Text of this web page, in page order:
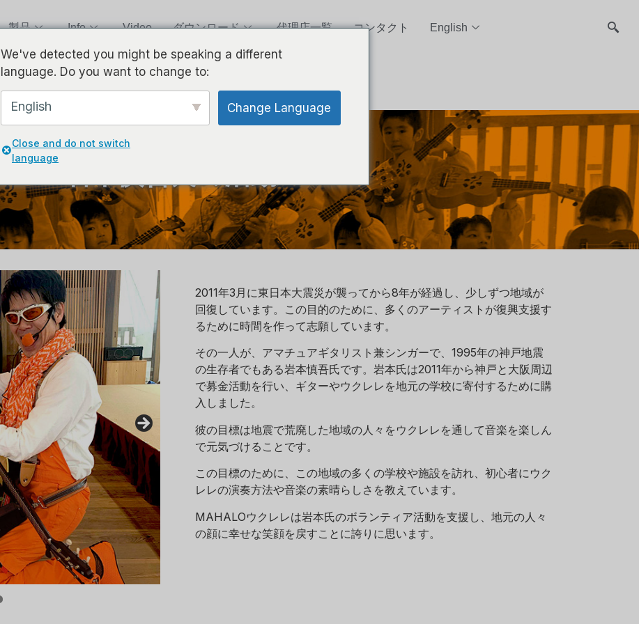
製品 Info Video ダウンロード 代理店一覧 コンタクト English
2011年3月に東日本大震災が襲ってから8年が経過し、少しずつ地域が
回復しています。この目的のために、多くのアーティストが復興支援す
るために時間を作って志願しています。
その一人が、アマチュアギタリスト兼シンガーで、1995年の神戸地震
の生存者でもある岩本慎吾氏です。岩本氏は2011年から神戸と大阪周辺
で募金活動を行い、ギターやウクレレを地元の学校に寄付するために購
入しました。
彼の目標は地震で荒廃した地域の人々をウクレレを通して音楽を楽しん
で元気づけることです。
この目標のために、この地域の多くの学校や施設を訪れ、初心者にウク
レレの演奏方法や音楽の素晴らしさを教えています。
MAHALOウクレレは岩本氏のボランティア活動を支援し、地元の人々
の顔に幸せな笑顔を戻すことに誇りに思います。
We've detected you might be speaking a different
language. Do you want to change to:
English Change Language
Close and do not switch
language